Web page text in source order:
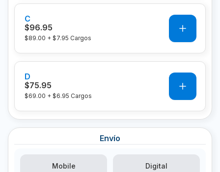
C
$96.95
$89.00 + $7.95 Cargos
D
$75.95
$69.00 + $6.95 Cargos
Envío
Mobile Digital